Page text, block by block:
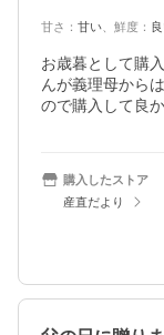
甘さ ： 甘い 鮮度 ：
お歳暮として購
んが義理母から
ので購入して良
購入したストア
産直だより